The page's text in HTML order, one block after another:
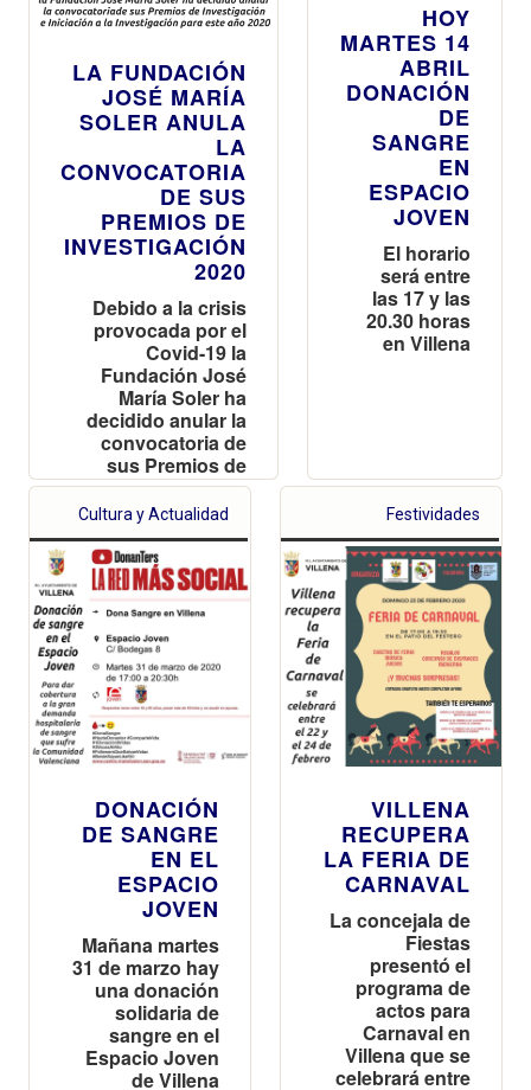
LA FUNDACIÓN
JOSÉ MARÍA
SOLER ANULA
LA
CONVOCATORIA
DE SUS
PREMIOS DE
INVESTIGACIÓN
2020
Debido a la crisis
provocada por el
Covid-19 la
Fundación José
María Soler ha
decidido anular la
convocatoria de
sus Premios de
Investigación e
Iniciación a la
Investigación para
este año 2020
HOY
MARTES 14
ABRIL
DONACIÓN
DE
SANGRE
EN
ESPACIO
JOVEN
El horario
será entre
las 17 y las
20.30 horas
en Villena
Cultura y Actualidad
DONACIÓN
DE SANGRE
EN EL
ESPACIO
JOVEN
Mañana martes
31 de marzo hay
una donación
solidaria de
sangre en el
Espacio Joven
de Villena
Festividades
VILLENA
RECUPERA
LA FERIA DE
CARNAVAL
La concejala de
Fiestas
presentó el
programa de
actos para
Carnaval en
Villena que se
celebrará entre